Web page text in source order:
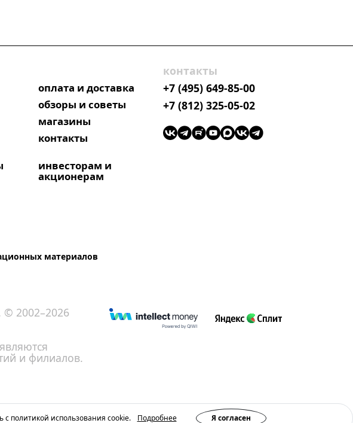
оплата и доставка
обзоры и советы
магазины
контакты
инвесторам и
акционерам
контакты
+7 (495) 649-85-00
+7 (812) 325-05-02
материалов
2002–2026
и филиалов.
политикой использования cookie. Подробнее Я согласен